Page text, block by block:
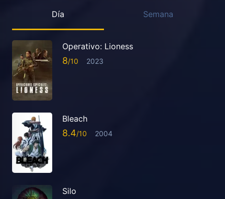
Día Semana
Operativo: Lioness
8 2023
Bleach
8.4 2004
Silo